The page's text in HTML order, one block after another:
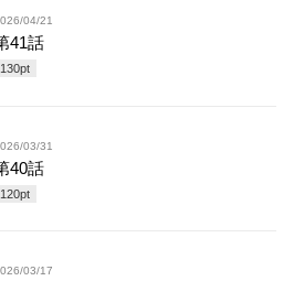
04/21
41話
130pt
03/31
40話
120pt
03/17